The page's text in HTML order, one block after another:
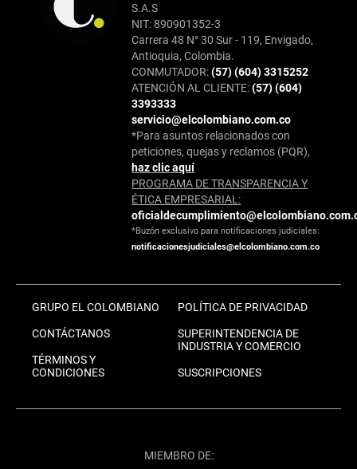
S.A.S
NIT: 890901352-3
Carrera 48 N° 30 Sur - 119, Envigado,
Antioquia, Colombia.
CONMUTADOR:(57) (604) 3315252
ATENCIÓN AL CLIENTE:(57) (604)
3393333
servicio@elcolombiano.com.co
*Para asuntos relacionados con
peticiones, quejas y reclamos (PQR),
haz clic aquí
PROGRAMA DE TRANSPARENCIA Y
ÉTICA EMPRESARIAL:
*Buzón exclusivo para notificaciones judiciales:
notificacionesjudiciales@elcolombiano.com.co
GRUPO EL COLOMBIANO
CONTÁCTANOS
TÉRMINOS Y
CONDICIONES
POLÍTICA DE PRIVACIDAD
SUPERINTENDENCIA DE
INDUSTRIA Y COMERCIO
SUSCRIPCIONES
MIEMBRO DE: